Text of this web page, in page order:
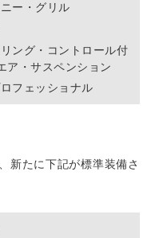
ー・グリル
ング・コントロール付
ア・サスペンション
フェッショナル
新たに下記が標準装備さ